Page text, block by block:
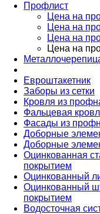
Профлист
Цена на
Цена на
Цена на
Цена на
Евроштакетник
Заборы из сетки
Кровля из
Фальцевая
Фасады из
Доборные
Доборные
Оцинкованная
покрытием
Оцинкованный
Оцинкованный
покрытием
Водосточная